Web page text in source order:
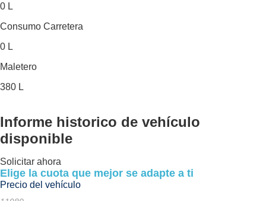
0 L
Consumo Carretera
0 L
Maletero
380 L
Informe historico de vehículo
disponible
Solicitar ahora
Elige la cuota que mejor se adapte a ti
Precio del vehículo